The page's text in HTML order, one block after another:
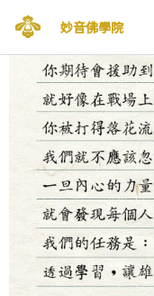
content
妙音佛學院